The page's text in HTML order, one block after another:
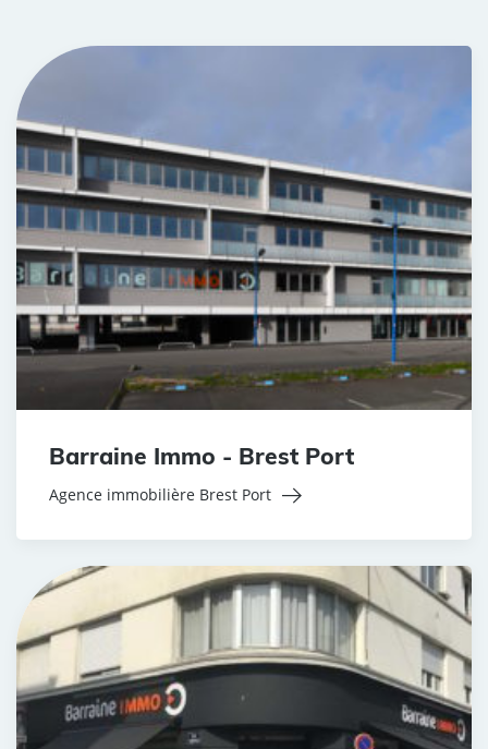
Barraine Immo - Brest Port
Agence immobilière Brest Port